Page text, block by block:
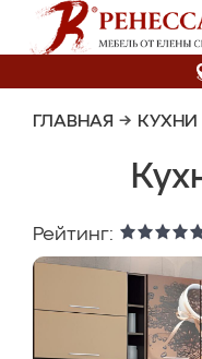
ГЛАВНАЯ → КУХНИ
Рейтинг: